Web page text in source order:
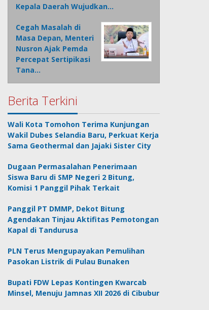
Kepala Daerah Wujudkan…
Cegah Masalah di
Masa Depan, Menteri
Nusron Ajak Pemda
Percepat Sertipikasi
Tana…
Berita Terkini
Wali Kota Tomohon Terima Kunjungan
Wakil Dubes Selandia Baru, Perkuat Kerja
Sama Geothermal dan Jajaki Sister City
Dugaan Permasalahan Penerimaan
Siswa Baru di SMP Negeri 2 Bitung,
Komisi 1 Panggil Pihak Terkait
Panggil PT DMMP, Dekot Bitung
Agendakan Tinjau Aktifitas Pemotongan
Kapal di Tandurusa
PLN Terus Mengupayakan Pemulihan
Pasokan Listrik di Pulau Bunaken
Bupati FDW Lepas Kontingen Kwarcab
Minsel, Menuju Jamnas XII 2026 di Cibubur